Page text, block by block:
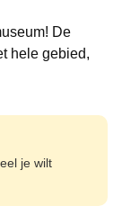
De
hele gebied,
je wilt